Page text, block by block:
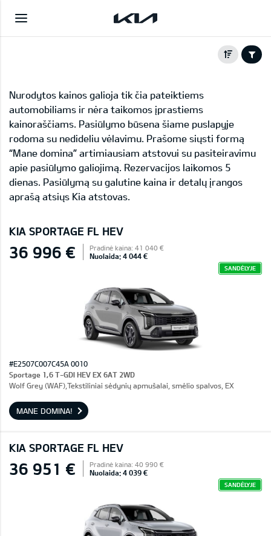
Nurodytos kainos galioja tik čia pateiktiems
automobiliams ir nėra taikomos įprastiems
kainoraščiams. Pasiūlymo būsena šiame puslapyje
rodoma su nedideliu vėlavimu. Prašome siųsti formą
“Mane domina” artimiausiam atstovui su pasiteiravimu
apie pasiūlymo galiojimą. Rezervacijos laikomos 5
dienas. Pasiūlymą su galutine kaina ir detalų įrangos
aprašą atsiųs Kia atstovas.
KIA SPORTAGE FL HEV
36 996 € Pradinė kaina: 41 040 €
Nuolaida: 4 044 €
SANDĖLYJE
#E2507C007C45A 0010
Sportage 1,6 T-GDI HEV EX 6AT 2WD
Wolf Grey (WAF),Tekstiliniai sėdynių apmušalai, smėlio spalvos, EX
MANE DOMINA!
KIA SPORTAGE FL HEV
36 951 € Pradinė kaina: 40 990 €
Nuolaida: 4 039 €
SANDĖLYJE